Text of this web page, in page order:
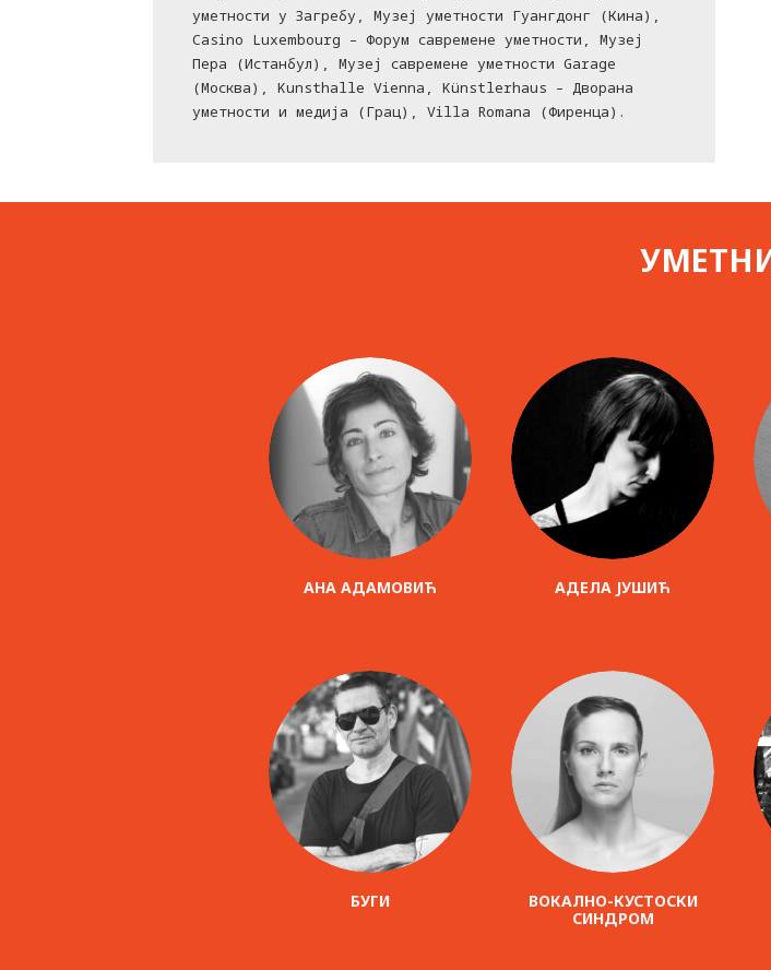
уметности у Загребу, Музеј уметности Гуангдонг (Кина),
Casino Luxembourg – Форум савремене уметности, Музеј
Пера (Истанбул), Музеј савремене уметности Garage
(Москва), Kunsthalle Vienna, Künstlerhaus – Дворана
уметности и медија (Грац), Villa Romana (Фиренца).
AНА АДАМОВИЋ АДЕЛА ЈУШИЋ
БУГИ
ВОКАЛНО-КУСТОСКИ
СИНДРОМ